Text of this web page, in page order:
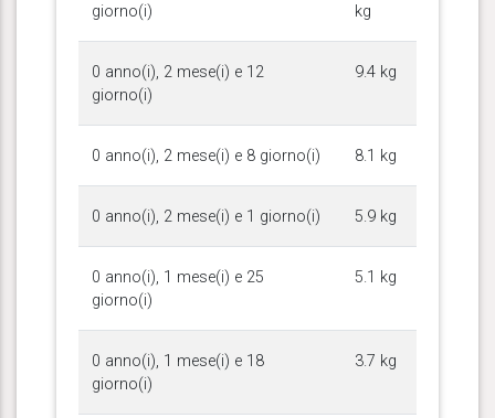
giorno(i)
kg
0 anno(i), 2 mese(i) e 12
giorno(i)
9.4 kg
0 anno(i), 2 mese(i) e 8 giorno(i) 8.1 kg
0 anno(i), 2 mese(i) e 1 giorno(i) 5.9 kg
0 anno(i), 1 mese(i) e 25
giorno(i)
5.1 kg
0 anno(i), 1 mese(i) e 18
giorno(i)
3.7 kg